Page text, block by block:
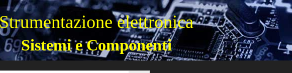
elettronica
Sistemi e Componenti